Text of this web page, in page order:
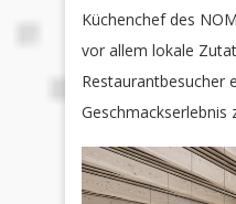
Küchenchef des
vor allem lokale
Restaurantbesucher
Geschmackserlebnis